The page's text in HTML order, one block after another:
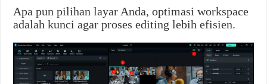
Apa pun pilihan layar Anda, optimasi workspace
adalah kunci agar proses editing lebih efisien.